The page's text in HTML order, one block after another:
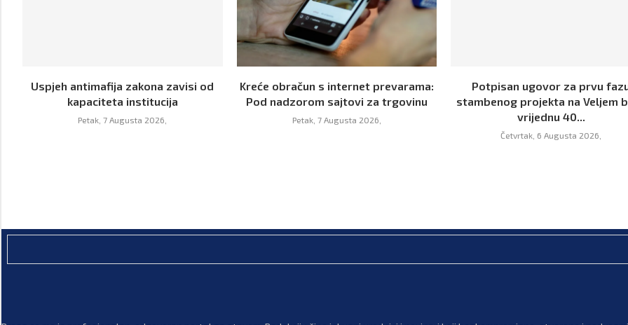
Uspjeh antimafija zakona zavisi od
kapaciteta institucija
Petak, 7 Augusta 2026,
Kreće obračun s internet prevarama:
Pod nadzorom sajtovi za trgovinu
Petak, 7 Augusta 2026,
Potpisan ugovor za prvu
stambenog projekta na Veljem
vrijednu 40...
Četvrtak, 6 Augusta 2026,